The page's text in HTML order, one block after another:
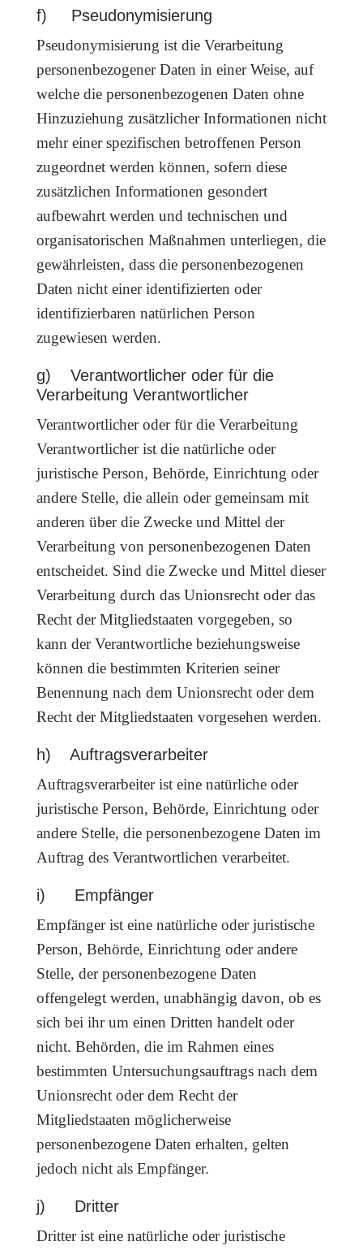
f) Pseudonymisierung
Pseudonymisierung ist die Verarbeitung
personenbezogener Daten in einer Weise, auf
welche die personenbezogenen Daten ohne
Hinzuziehung zusätzlicher Informationen nicht
mehr einer spezifischen betroffenen Person
zugeordnet werden können, sofern diese
zusätzlichen Informationen gesondert
aufbewahrt werden und technischen und
organisatorischen Maßnahmen unterliegen, die
gewährleisten, dass die personenbezogenen
Daten nicht einer identifizierten oder
identifizierbaren natürlichen Person
zugewiesen werden.
g) Verantwortlicher oder für die
Verarbeitung Verantwortlicher
Verantwortlicher oder für die Verarbeitung
Verantwortlicher ist die natürliche oder
juristische Person, Behörde, Einrichtung oder
andere Stelle, die allein oder gemeinsam mit
anderen über die Zwecke und Mittel der
Verarbeitung von personenbezogenen Daten
entscheidet. Sind die Zwecke und Mittel dieser
Verarbeitung durch das Unionsrecht oder das
Recht der Mitgliedstaaten vorgegeben, so
kann der Verantwortliche beziehungsweise
können die bestimmten Kriterien seiner
Benennung nach dem Unionsrecht oder dem
Recht der Mitgliedstaaten vorgesehen werden.
h) Auftragsverarbeiter
Auftragsverarbeiter ist eine natürliche oder
juristische Person, Behörde, Einrichtung oder
andere Stelle, die personenbezogene Daten im
Auftrag des Verantwortlichen verarbeitet.
i) Empfänger
Empfänger ist eine natürliche oder juristische
Person, Behörde, Einrichtung oder andere
Stelle, der personenbezogene Daten
offengelegt werden, unabhängig davon, ob es
sich bei ihr um einen Dritten handelt oder
nicht. Behörden, die im Rahmen eines
bestimmten Untersuchungsauftrags nach dem
Unionsrecht oder dem Recht der
Mitgliedstaaten möglicherweise
personenbezogene Daten erhalten, gelten
jedoch nicht als Empfänger.
j) Dritter
Dritter ist eine natürliche oder juristische